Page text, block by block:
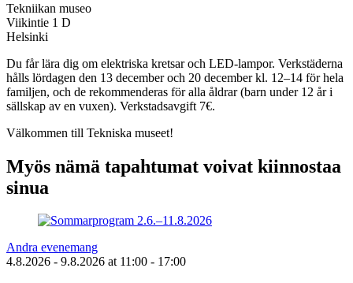
Tekniikan museo
Viikintie 1 D
Helsinki
Du får lära dig om elektriska kretsar och LED-lampor. Verkstäderna
hålls lördagen den 13 december och 20 december kl. 12–14 för hela
familjen, och de rekommenderas för alla åldrar (barn under 12 år i
sällskap av en vuxen). Verkstadsavgift 7€.
Välkommen till Tekniska museet!
Myös nämä tapahtumat voivat kiinnostaa
sinua
Andra evenemang
4.8.2026 - 9.8.2026 at 11:00 - 17:00